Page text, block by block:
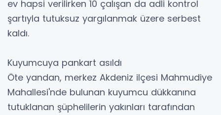
ev hapsi verilirken 10 çalışan da adli kontrol
şartıyla tutuksuz yargılanmak üzere serbest
kaldı.
Kuyumcuya pankart asıldı
Öte yandan, merkez Akdeniz ilçesi Mahmudiye
Mahallesi'nde bulunan kuyumcu dükkanına
tutuklanan şüphelilerin yakınları tarafından